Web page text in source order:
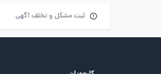
ثبت مشکل و تخلف آگهی